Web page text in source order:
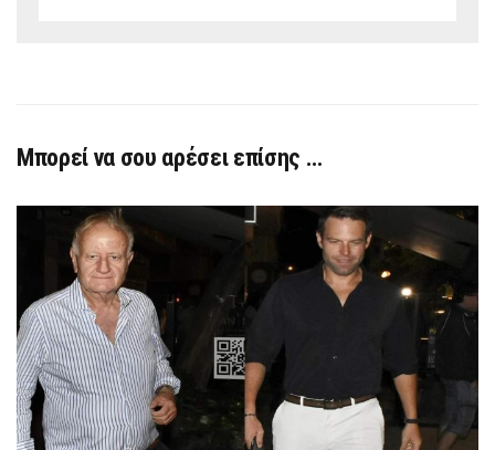
Μπορεί να σου αρέσει επίσης …